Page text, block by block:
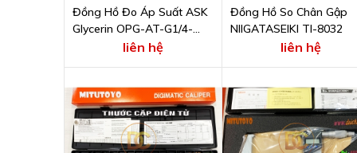
Đồng Hồ Đo Áp Suất ASK
Glycerin OPG-AT-G1/4-
liên hệ
Đồng Hồ So Chân Gập
NIIGATASEIKI TI-8032
liên hệ